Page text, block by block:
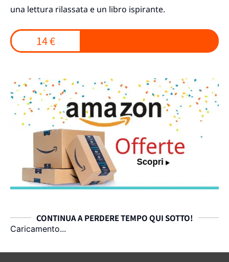
una lettura rilassata e un libro ispirante.
14 €
CONTINUA A PERDERE TEMPO QUI SOTTO!
Caricamento...